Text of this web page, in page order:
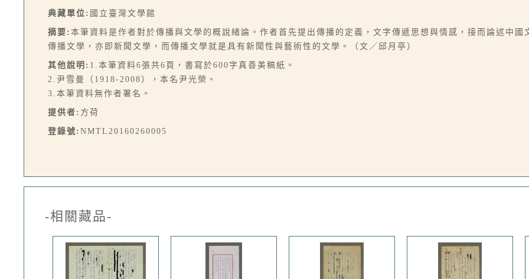
典藏單位: 國立臺灣文學館
摘要: 本筆資料是作者對於傳播與文學的概說緒論。作者首先提出傳播的定義，文字傳遞思想與情感，接而論述中
傳播文學，亦即新聞文學，而傳播文學就是具有新聞性與藝術性的文學。（文／邱月亭）
其他說明: 1.本筆資料6張共6頁，書寫於600字真善美稿紙。
2.尹雪曼（1918-2008），本名尹光榮。
3.本筆資料無作者署名。
提供者: 方荷
登錄號: NMTL20160260005
-相關藏品-